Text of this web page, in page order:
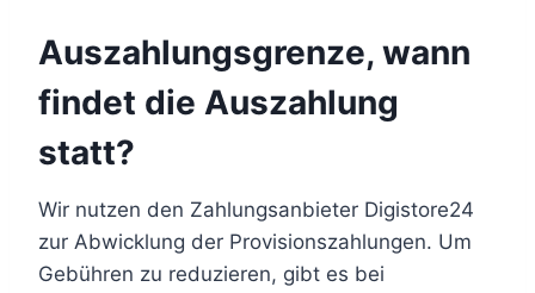
Auszahlungsgrenze, wann
findet die Auszahlung
statt?
Wir nutzen den Zahlungsanbieter Digistore24
zur Abwicklung der Provisionszahlungen. Um
Gebühren zu reduzieren, gibt es bei